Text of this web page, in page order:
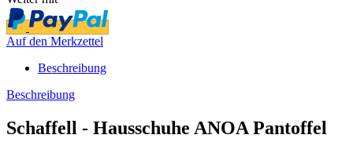
Auf den Merkzettel
Beschreibung
Beschreibung
Schaffell - Hausschuhe ANOA Pantoffel